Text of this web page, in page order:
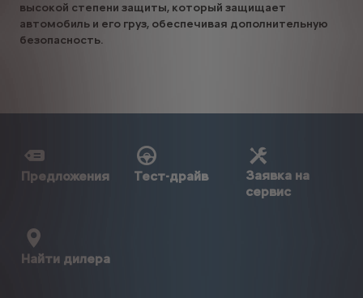
высокой степени защиты, который защищает
автомобиль и его груз, обеспечивая дополнительную
безопасность.
Предложения Тест-драйв
Заявка на
сервис
Найти дилера